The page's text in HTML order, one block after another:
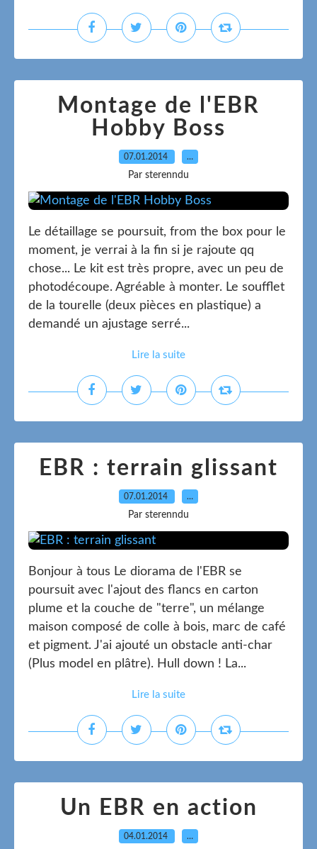
Montage de l'EBR
Hobby Boss
07.01.2014 …
Par sterenndu
Le détaillage se poursuit, from the box pour le
moment, je verrai à la fin si je rajoute qq
chose... Le kit est très propre, avec un peu de
photodécoupe. Agréable à monter. Le soufflet
de la tourelle (deux pièces en plastique) a
demandé un ajustage serré...
Lire la suite
EBR : terrain glissant
07.01.2014 …
Par sterenndu
Bonjour à tous Le diorama de l'EBR se
poursuit avec l'ajout des flancs en carton
plume et la couche de "terre", un mélange
maison composé de colle à bois, marc de café
et pigment. J'ai ajouté un obstacle anti-char
(Plus model en plâtre). Hull down ! La...
Lire la suite
Un EBR en action
04.01.2014 …